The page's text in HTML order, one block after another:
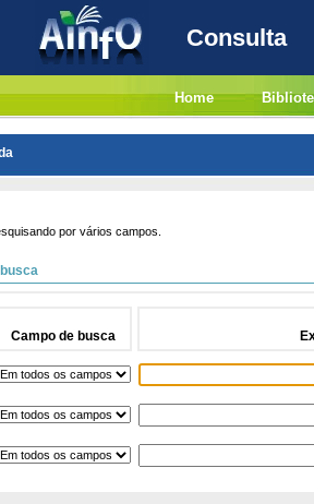
Consulta
Home
por vários campos.
Campo de busca